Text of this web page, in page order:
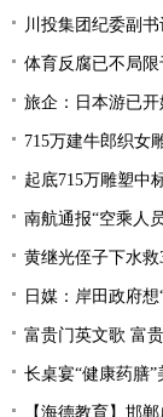
川投集团纪委副
体育反腐已不局
旅企：日本游已
715万建牛郎织女
起底715万雕塑中
南航通报“空乘人
黄继光侄子下水
日媒：岸田政府
富贵门英文歌 富
长桌宴“健康药膳
【海德教育】邯